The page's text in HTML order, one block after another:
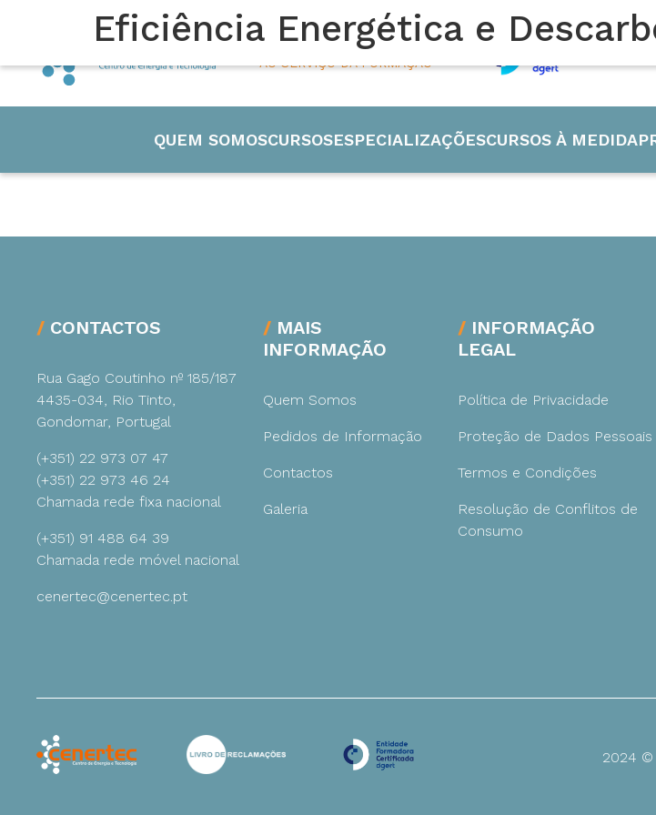
45 ANOS
AO SERVIÇO DA FORMAÇÃO
QUEM SOMOSCURSOS
Eletricidade e Energia
Manutenção
ESPECIALIZAÇÕESCURSOS À MEDIDA
Eficiência Energética e
CONTACTOS
Rua Gago Coutinho nº 185/187
4435-034, Rio Tinto,
Gondomar, Portugal
(+351) 22 973 07 47
(+351) 22 973 46 24
Chamada rede fixa nacional
(+351) 91 488 64 39
Chamada rede móvel nacional
cenertec@cenertec.pt
MAIS
INFORMAÇÃO
Quem Somos
Pedidos de Informação
Contactos
Galeria
INFORMAÇÃO
LEGAL
Política de Privacidade
Proteção de Dados Pessoais
Termos e Condições
Resolução de Conflitos de
Consumo
2024 ©